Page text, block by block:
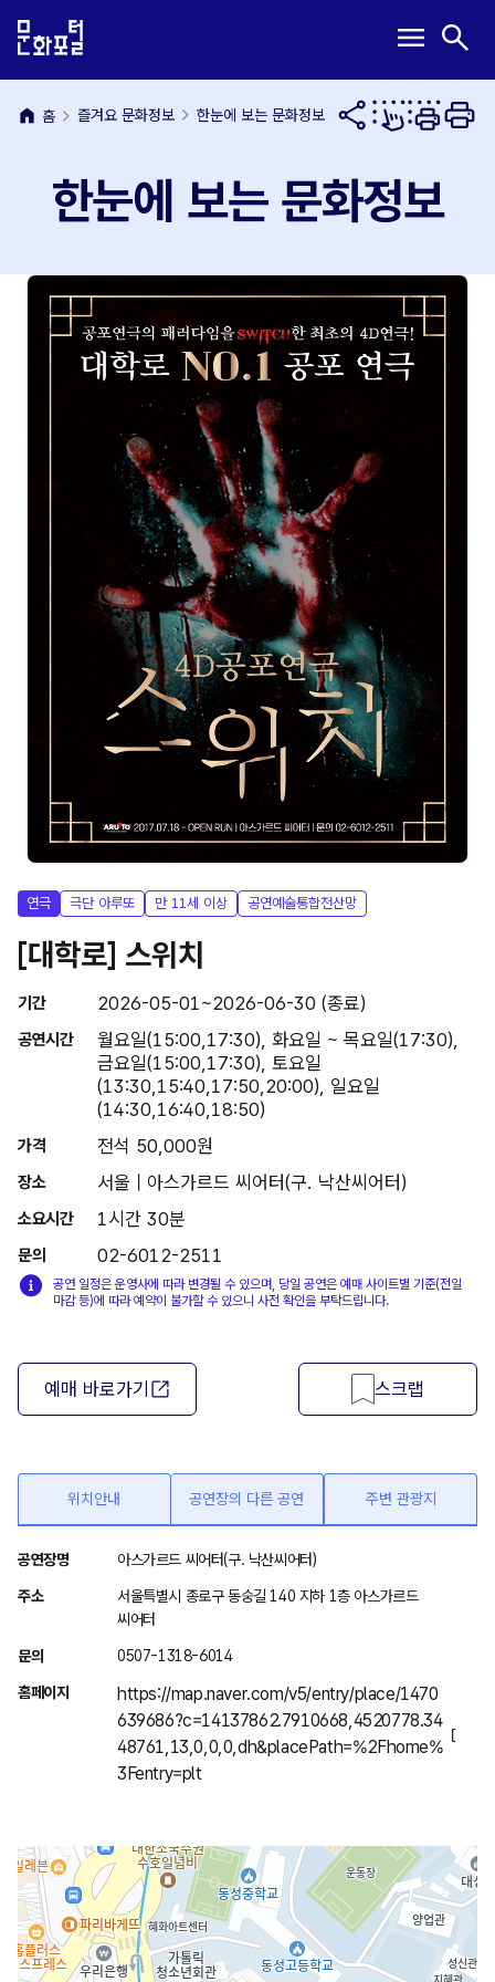
문
내
용
메
뉴
바
메
열
기
menu 검
열
기
search
home 홈 즐겨요 문화정보 한눈에 보는 문화정보
한눈에 보는 문화정보
연극 극단 아루또 만 11세 이상 공연예술통합전산망
[대학로] 스위치
기간 2026-05-01~2026-06-30 (종료)
공연시간
월요일(15:00,17:30), 화요일 ~ 목요일(17:30),
금요일(15:00,17:30), 토요일
(13:30,15:40,17:50,20:00), 일요일
(14:30,16:40,18:50)
가격 전석 50,000원
장소 서울 | 아스가르드 씨어터(구. 낙산씨어터)
소요시간 1시간 30분
문의 02-6012-2511
공연 일정은 운영사에 따라 변경될 수 있으며, 당일 공연은 예매 사이트별 기준(전일
마감 등)에 따라 예약이 불가할 수 있으니 사전 확인을 부탁드립니다.
예매 바로가기 스크랩
위치안내 공연장의 다른 공연 주변 관광지
위
치
내
공연장명 아스가르드 씨어터(구. 낙산씨어터)
주소
서울특별시 종로구 동숭길 140 지하 1층 아스가르드
씨어터
문의 0507-1318-6014
홈페이지
https://map.naver.com/v5/entry/place/1470
639686?c=14137862.7910668,4520778.34
48761,13,0,0,0,dh&placePath=%2Fhome%
3Fentry=plt